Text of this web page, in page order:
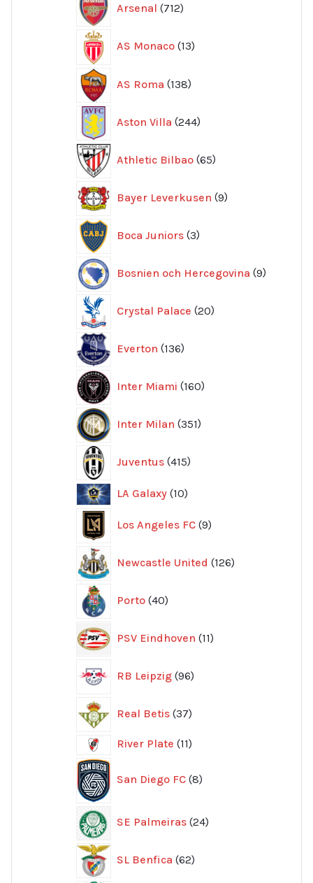
Arsenal 712
produkter
AS Monaco 13
produkter
AS Roma 138
produkter
Aston Villa 244
produkter
Athletic Bilbao 65
produkter
Bayer Leverkusen 9
produkter
Boca Juniors 3
produkter
Bosnien och Hercegovina 9
produkter
Crystal Palace 20
produkter
Everton 136
produkter
Inter Miami 160
produkter
Inter Milan 351
produkter
Juventus 415
produkter
LA Galaxy 1010
Los Angeles FC 9
produkter
Newcastle United 126
produkter
Porto 40
produkter
PSV Eindhoven 11
produkter
RB Leipzig 96
produkter
Real Betis 37
produkter
River Plate 1111
San Diego FC 8produkter
SE Palmeiras 24
produkter
SL Benfica 62
produkter